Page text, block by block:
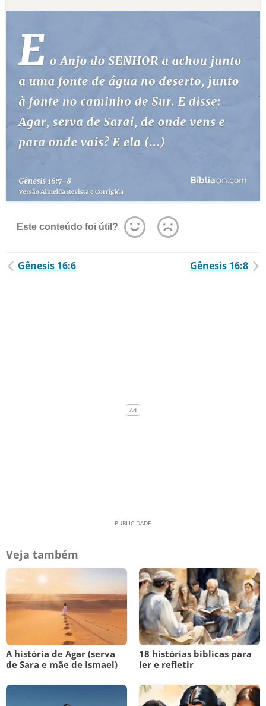
Este conteúdo foi útil?
Gênesis 16:6 Gênesis 16:8
Veja também
A história de Agar (serva
de Sara e mãe de Ismael)
18 histórias bíblicas para
ler e refletir